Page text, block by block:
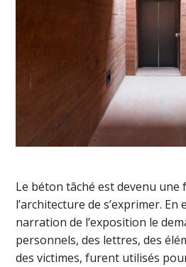
Le béton tâché est devenu une
l’architecture de s’exprimer.
narration de l’exposition le
personnels, des lettres, des
des victimes, furent utilisés